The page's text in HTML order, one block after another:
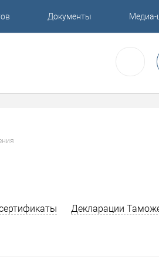
Документы Медиа-
Декларации